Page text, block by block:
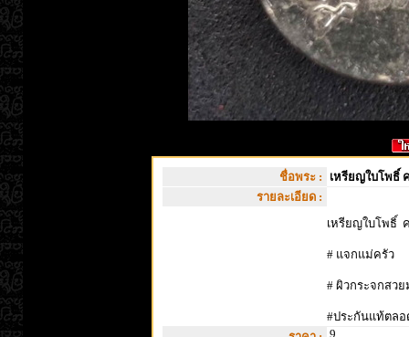
ชื่อพระ :
เหรียญใบโพธิ์
รายละเอียด :
เหรียญใบโพธิ์
# แจกแม่ครัว
# ผิวกระจกสว
#ประกันแท้ตลอ
9